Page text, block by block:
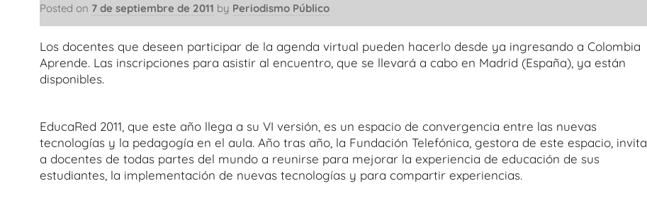
Posted on 7 de septiembre de 2011 by Periodismo Público
Los docentes que deseen participar de la agenda virtual pueden hacerlo desde ya ingresando a Colombia
Aprende. Las inscripciones para asistir al encuentro, que se llevará a cabo en Madrid (España), ya están
disponibles.
EducaRed 2011, que este año llega a su VI versión, es un espacio de convergencia entre las nuevas
tecnologías y la pedagogía en el aula. Año tras año, la Fundación Telefónica, gestora de este espacio, invita
a docentes de todas partes del mundo a reunirse para mejorar la experiencia de educación de sus
estudiantes, la implementación de nuevas tecnologías y para compartir experiencias.